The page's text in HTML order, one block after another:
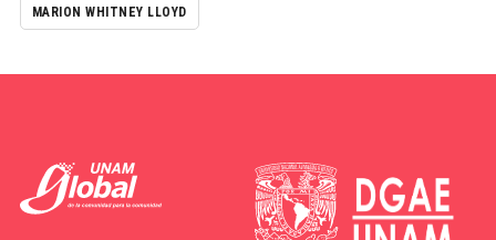
MARION WHITNEY LLOYD